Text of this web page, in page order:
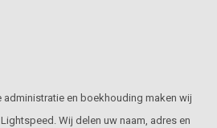
administratie en boekhouding maken wij
Wij delen uw naam, adres en